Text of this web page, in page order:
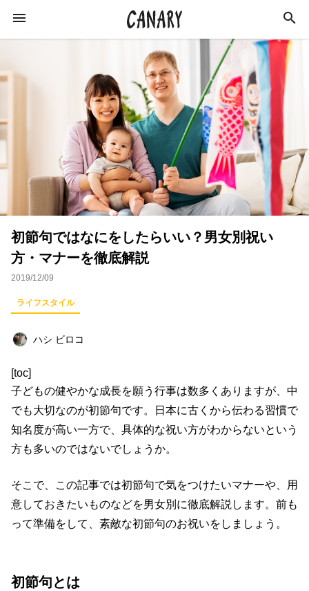
KEYWORD
キーワード
カルチャー ライフスタイル 学び
スキルアップ ダイエット 美容
エンターテインメント インタビュー
トレーニング スポーツ
オフ会レポート
社会 ファッション 音楽 海外
コミュニティ
初節句ではなにをしたらいい？男女別祝い
方・マナーを徹底解説
2019/12/09
ライフスタイル
ハシ ビロコ
[toc]
子どもの健やかな成長を願う行事は数多くありますが、中
でも大切なのが初節句です。日本に古くから伝わる習慣で
知名度が高い一方で、具体的な祝い方がわからないという
方も多いのではないでしょうか。
そこで、この記事では初節句で気をつけたいマナーや、用
意しておきたいものなどを男女別に徹底解説します。前も
って準備をして、素敵な初節句のお祝いをしましょう。
初節句とは